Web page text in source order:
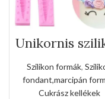
Unikornis
Szilikon formák,
fondant,marcipán
Cukrász kellékek